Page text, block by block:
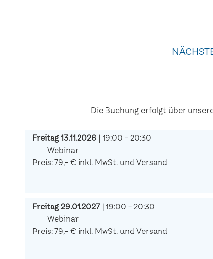
Die Buchung erfolgt über
Freitag 13.11.2026 | 19:00 - 20:30
Webinar
Preis: 79,- € inkl. MwSt. und Versand
Freitag 29.01.2027| 19:00 - 20:30
Webinar
Preis: 79,- € inkl. MwSt. und Versand